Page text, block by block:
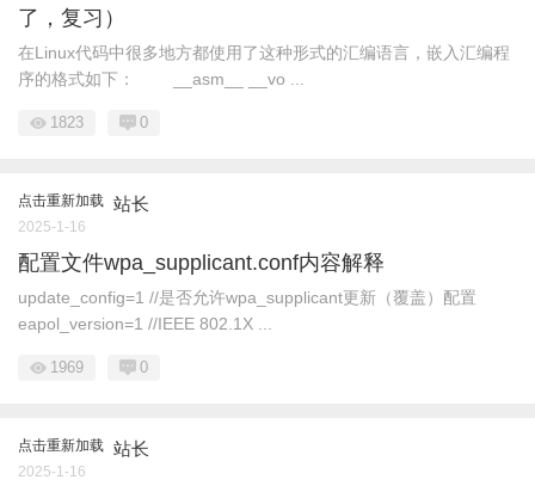
了，复习）
在Linux代码中很多地方都使用了这种形式的汇编语言，嵌入汇编程
序的格式如下： __asm__ __vo ...
1823 0
点击重新加载 站长
2025-1-16
配置文件wpa_supplicant.conf内容解释
update_config=1 //是否允许wpa_supplicant更新（覆盖）配置
eapol_version=1 //IEEE 802.1X ...
1969 0
点击重新加载 站长
2025-1-16